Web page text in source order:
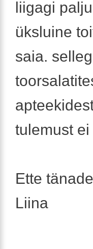
liigagi
üksluine
saia.
tulemust
Ette
Liina